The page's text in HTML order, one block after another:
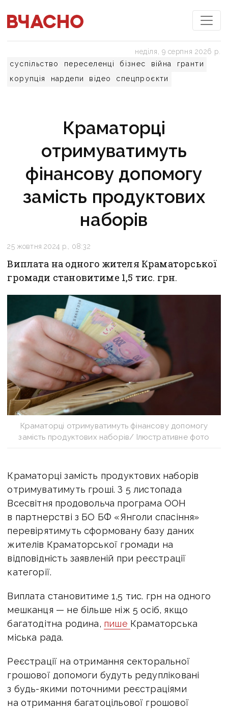
суспільство переселенці бізнес війна
гранти
корупція
нардепи відео спецпроєкти
неділя, 9 серпня 2026 р.
Краматорці
отримуватимуть
фінансову допомогу
замість продуктових
наборів
25 жовтня 2024 р., 08:32
Виплата на одного жителя Краматорської
громади становитиме 1,5 тис. грн.
Краматорці отримуватимуть фінансову допомогу
замість продуктових наборів/ Ілюстративне фото
Краматорці замість продуктових наборів
отримуватимуть гроші. З 5 листопада
Всесвітня продовольча програма ООН
в партнерстві з БО БФ «Янголи спасіння»
перевірятимуть сформовану базу даних
жителів Краматорської громади на
відповідність заявленій при реєстрації
категорії.
Виплата становитиме 1,5 тис. грн на одного
мешканця — не більше ніж 5 осіб, якщо
багатодітна родина, пише Краматорська
міська рада.
Реєстрації на отримання секторальної
грошової допомоги будуть редупліковані
з будь-якими поточними реєстраціями
на отримання багатоцільової грошової